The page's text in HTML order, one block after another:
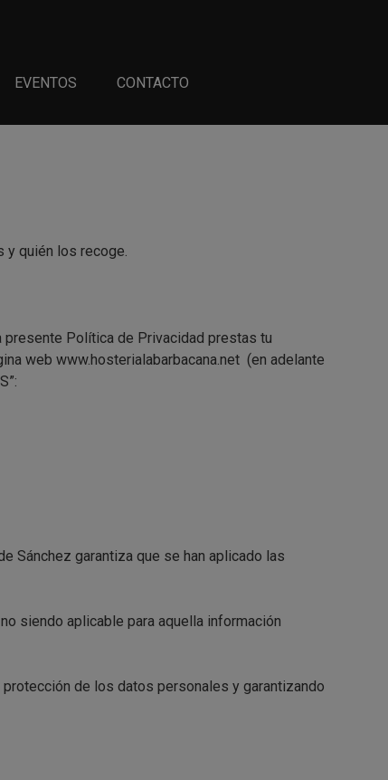
EVENTOS CONTACTO
quién los recoge.
presente Política de Privacidad prestas tu
web www.hosterialabarbacana.net (en adelante
Sánchez garantiza que se han aplicado las
siendo aplicable para aquella información
de los datos personales y garantizando